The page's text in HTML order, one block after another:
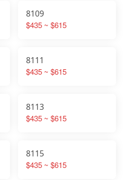
8109
$435 ~ $615
8111
$435 ~ $615
8113
$435 ~ $615
8115
$435 ~ $615